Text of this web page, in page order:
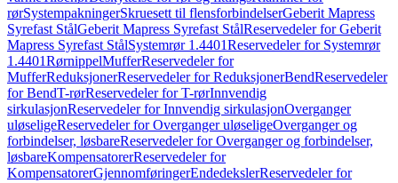
rørSystempakningerSkruesett til flensforbindelserGeberit Mapress
Syrefast StålGeberit Mapress Syrefast StålReservedeler for Geberit
Mapress Syrefast StålSystemrør 1.4401Reservedeler for Systemrør
1.4401RørnippelMufferReservedeler for
MufferReduksjonerReservedeler for ReduksjonerBendReservedeler
for BendT-rørReservedeler for T-rørInnvendig
sirkulasjonReservedeler for Innvendig sirkulasjonOverganger
uløseligeReservedeler for Overganger uløseligeOverganger og
forbindelser, løsbareReservedeler for Overganger og forbindelser,
løsbareKompensatorerReservedeler for
KompensatorerGjennomføringerEndedekslerReservedeler for